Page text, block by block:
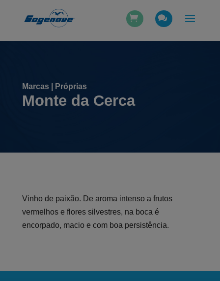
Marcas | Próprias
Monte da Cerca
Vinho de paixão. De aroma intenso a frutos
vermelhos e flores silvestres, na boca é
encorpado, macio e com boa persistência.